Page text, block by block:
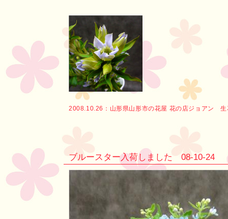
2008.10.26： 山形県山形市の花屋 花の店ジョアン
ブルースター入荷しました 08-10-24